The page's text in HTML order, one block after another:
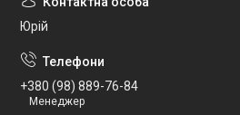
Юрій
+380 (98) 889-76-84
Менеджер